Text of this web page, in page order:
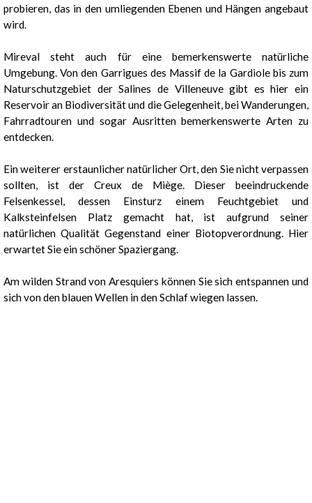
1/4
probieren, das in den umliegenden Ebenen und Hängen angebaut
wird.
Mireval steht auch für eine bemerkenswerte natürliche
Umgebung. Von den Garrigues des Massif de la Gardiole bis zum
Naturschutzgebiet der Salines de Villeneuve gibt es hier ein
Reservoir an Biodiversität und die Gelegenheit, bei Wanderungen,
Fahrradtouren und sogar Ausritten bemerkenswerte Arten zu
entdecken.
Ein weiterer erstaunlicher natürlicher Ort, den Sie nicht verpassen
sollten, ist der Creux de Miège. Dieser beeindruckende
Felsenkessel, dessen Einsturz einem Feuchtgebiet und
Kalksteinfelsen Platz gemacht hat, ist aufgrund seiner
natürlichen Qualität Gegenstand einer Biotopverordnung. Hier
erwartet Sie ein schöner Spaziergang.
Am wilden Strand von Aresquiers können Sie sich entspannen und
sich von den blauen Wellen in den Schlaf wiegen lassen.